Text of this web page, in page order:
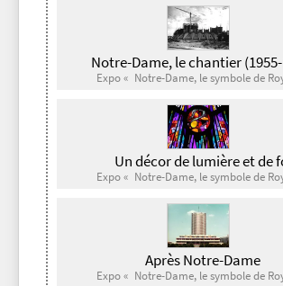
Notre-Dame, le chantier
Expo « Notre-Dame, le symbole de
Un décor de lumière et de
Expo « Notre-Dame, le symbole de
Après Notre-Dame
Expo « Notre-Dame, le symbole de